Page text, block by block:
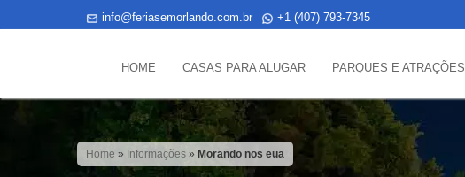
info@feriasemorlando.com.br +1 (407) 793-7345
HOME CASAS PARA ALUGAR PARQUES E ATRAÇÕES
Home » Informações » Morando nos eua